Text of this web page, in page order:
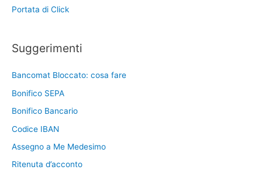
Portata di Click
Suggerimenti
Bancomat Bloccato: cosa fare
Bonifico SEPA
Bonifico Bancario
Codice IBAN
Assegno a Me Medesimo
Ritenuta d’acconto